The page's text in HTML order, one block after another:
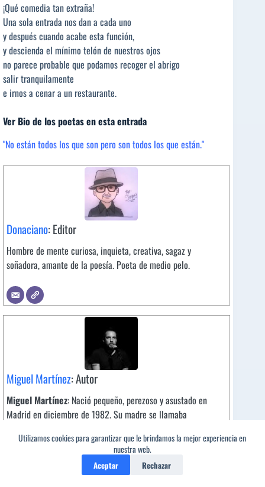
Utilizamos cookies para garantizar que le brindamos la mejor experiencia en
nuestra web.
Aceptar Rechazar
¡Qué comedia tan extraña!
Una sola entrada nos dan a cada uno
y después cuando acabe esta función,
y descienda el mínimo telón de nuestros ojos
no parece probable que podamos recoger el abrigo
salir tranquilamente
e irnos a cenar a un restaurante.
Ver Bio de los poetas en esta entrada
"No están todos los que son pero son todos los que están."
Donaciano: Editor
Hombre de mente curiosa, inquieta, creativa, sagaz y
soñadora, amante de la poesía. Poeta de medio pelo.
Miguel Martínez: Autor
Miguel Martínez: Nació pequeño, perezoso y asustado en
Madrid en diciembre de 1982. Su madre se llamaba
Filosofía en Bachillerato. Ha participado en recitales y
Españacomo los del III Día Internacional
de la poesía en Segovia, la Surada poética de Santander,